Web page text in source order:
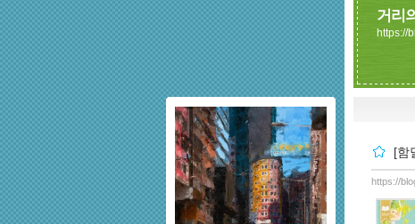
거리
https://
[함
https://